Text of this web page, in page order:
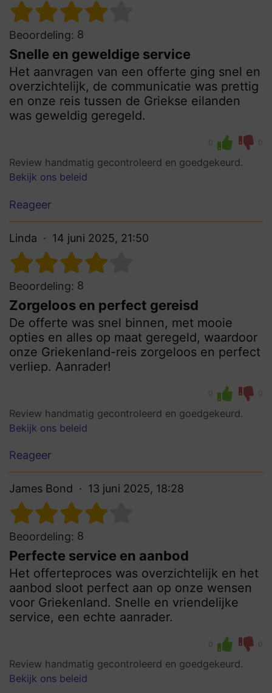
Beoordeling: 8
Snelle en geweldige service
Het aanvragen van een offerte ging snel en
overzichtelijk, de communicatie was prettig
en onze reis tussen de Griekse eilanden
was geweldig geregeld.
0 0
Review handmatig gecontroleerd en goedgekeurd.
Bekijk ons beleid
Reageer
Linda 14 juni 2025, 21:50
Beoordeling: 8
Zorgeloos en perfect gereisd
De offerte was snel binnen, met mooie
opties en alles op maat geregeld, waardoor
onze Griekenland-reis zorgeloos en perfect
verliep. Aanrader!
0 0
Review handmatig gecontroleerd en goedgekeurd.
Bekijk ons beleid
Reageer
James Bond 13 juni 2025, 18:28
Beoordeling: 8
Perfecte service en aanbod
Het offerteproces was overzichtelijk en het
aanbod sloot perfect aan op onze wensen
voor Griekenland. Snelle en vriendelijke
service, een echte aanrader.
0 0
Review handmatig gecontroleerd en goedgekeurd.
Bekijk ons beleid